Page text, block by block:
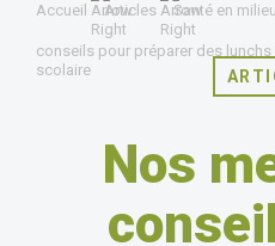
Accueil Articles Santé en
conseils pour préparer des
scolaire
Nos